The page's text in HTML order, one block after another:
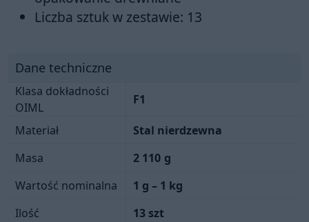
Liczba sztuk w zestawie: 13
Dane techniczne
Klasa dokładności
OIML
F1
Materiał
Stal nierdzewna
Masa
2 110 g
Wartość nominalna
1 g – 1 kg
Ilość
13 szt